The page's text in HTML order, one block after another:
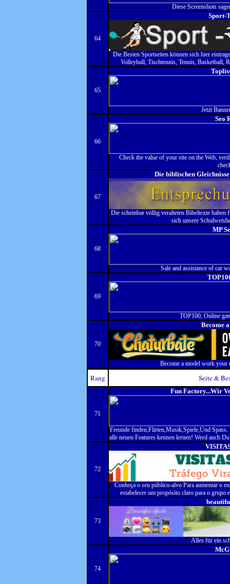
Diese Screenshots
64
Sport-
Die Besten Sportseiten können sich hier
Volleyball, Tischtennis, Tennis, Basketball,
65
Jetzt
66
Seo
Check the value of your site on the Web,
67
Die biblischen
Die scheinbar völlig veralteten Bibeltexte haben
sich unsere
68
MP
Sale and assistance of car
69
TOP100, Online
70
Become
Become a model work your
Rang Seite &
71
Fun Factory...Wir
Freunde finden,Flirten,Musik,Spiele,Und Spass.
alle neuen Features kennen lernen! Werd auch
72
Conheça o seu público-alvo Para aumentar o
estabelecer um propósito claro para o grupo
73
Alles für ein
74